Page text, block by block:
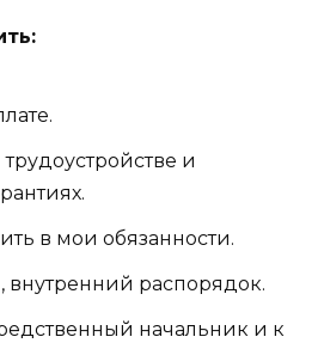
и
в мои обязанности.
внутренний распорядок.
начальник и к